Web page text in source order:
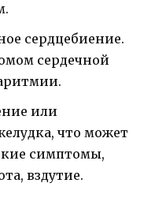
сердцебиение.
сердечной
или
что может
симптомы,
вздутие.